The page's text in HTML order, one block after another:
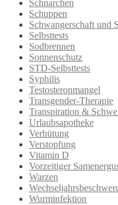
Schnarchen
Schuppen
Schwangerschaft und
Selbsttests
Sodbrennen
Sonnenschutz
STD-Selbsttests
Syphilis
Testosteronmangel
Transgender-Therapie
Transpiration &
Urlaubsapotheke
Verhütung
Verstopfung
Vitamin D
Vorzeitiger
Warzen
Wurminfektion